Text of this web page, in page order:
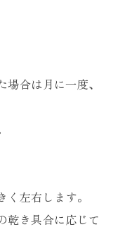
合は月に一度、
左右します。
乾き具合に応じて